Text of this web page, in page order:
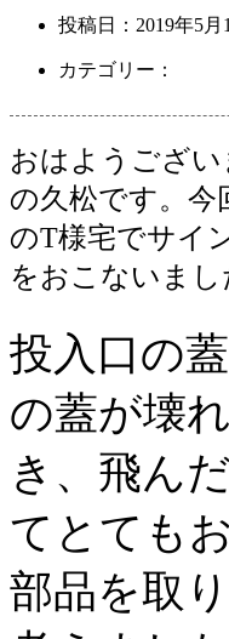
投稿日： 2019年5月
カテゴリー：
おはようござ
の久松です。今
のT様宅でサイ
をおこないまし
投入口の
の蓋が壊
き、飛ん
てとても
部品を取